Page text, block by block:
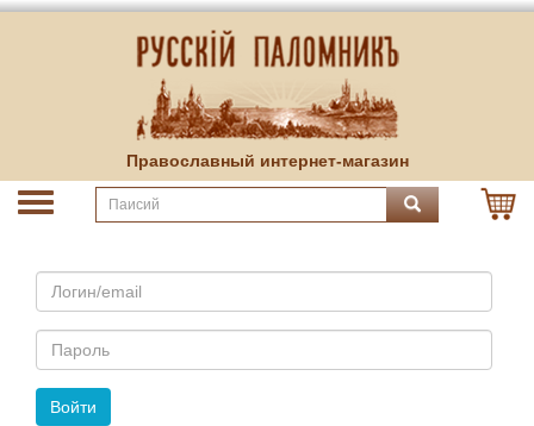
Православный интернет-магазин
Email
Пароль
Войти